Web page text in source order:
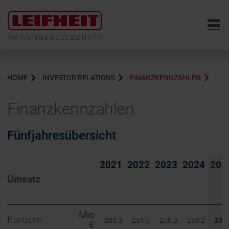
6
HOME INVESTOR RELATIONS FINANZKENNZAHLEN
Finanzkennzahlen
Fünfjahresübersicht
Umsatz
2021 2022 2023 2024
Konzern
Mio
€
288,3 251,5 258,3 259,2